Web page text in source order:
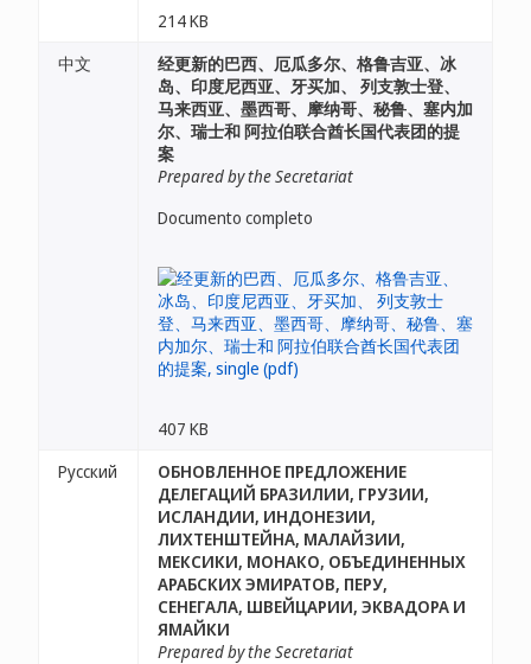
214 KB
中文
经更新的巴西、厄瓜多尔、格鲁吉亚、冰
岛、印度尼西亚、牙买加、 列支敦士登、
马来西亚、墨西哥、摩纳哥、秘鲁、塞内加
尔、瑞士和 阿拉伯联合酋长国代表团的提
案
Prepared by the Secretariat
Documento completo
407 KB
Русский
ОБНОВЛЕННОЕ ПРЕДЛОЖЕНИЕ
ДЕЛЕГАЦИЙ БРАЗИЛИИ, ГРУЗИИ,
ИСЛАНДИИ, ИНДОНЕЗИИ,
ЛИХТЕНШТЕЙНА, МАЛАЙЗИИ,
МЕКСИКИ, МОНАКО, ОБЪЕДИНЕННЫХ
АРАБСКИХ ЭМИРАТОВ, ПЕРУ,
СЕНЕГАЛА, ШВЕЙЦАРИИ, ЭКВАДОРА И
ЯМАЙКИ
Prepared by the Secretariat